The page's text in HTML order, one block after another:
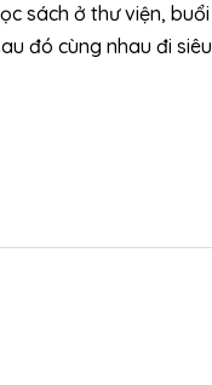
g
sách ở thư viện, buổi
đó cùng nhau đi siêu